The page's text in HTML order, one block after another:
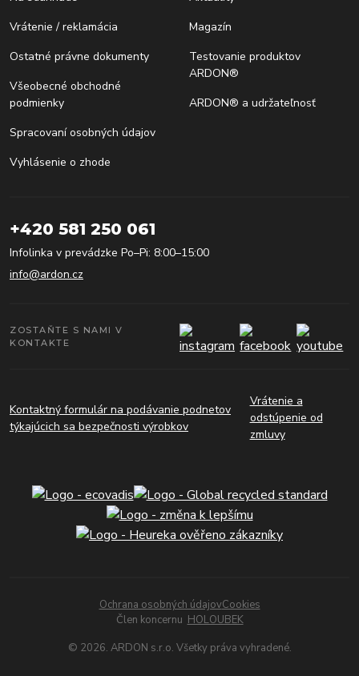
Vrátenie / reklamácia
Ostatné právne dokumenty
Všeobecné obchodné
podmienky
Spracovaní osobných údajov
Vyhlásenie o zhode
Magazín
Testovanie produktov
ARDON®
ARDON® a udržateľnosť
+420 581 250 061
Infolinka v prevádzke Po–Pi: 8:00–15:00
info@ardon.cz
ZOSTAŇTE S NAMI V
KONTAKTE
Kontaktný formulár na podávanie podnetov
týkajúcich sa bezpečnosti výrobkov
Vrátenie a
odstúpenie od
zmluvy
Ochrana osobných údajovCookies
Člen koncernu HOLOUBEK
© 2026. ARDON s.r.o. Všetky práva vyhradené.